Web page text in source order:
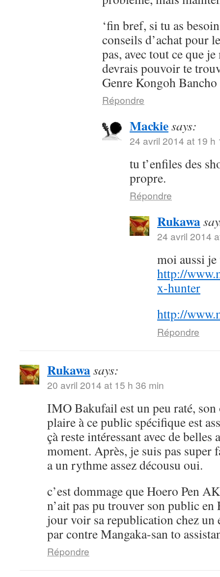
‘fin bref, si tu as
conseils d’achat pour
pas, avec tout ce que
devrais pouvoir te
Genre Kongoh Bancho
Répondre
Mackiesays:
24 avril 2014 at 19 h
tu t’enfiles des
propre.
Répondre
Rukawa
24 avril 2014
moi aussi
http://
x-hunter
http://
Répondre
Rukawasays:
20 avril 2014 at 15 h 36 min
IMO Bakufail est un peu raté,
plaire à ce public spécifique est
çà reste intéressant avec de belles
moment. Après, je suis pas super
a un rythme assez décousu oui.
c’est dommage que Hoero Pen
n’ait pas pu trouver son public en
jour voir sa republication chez un
par contre Mangaka-san to
Répondre